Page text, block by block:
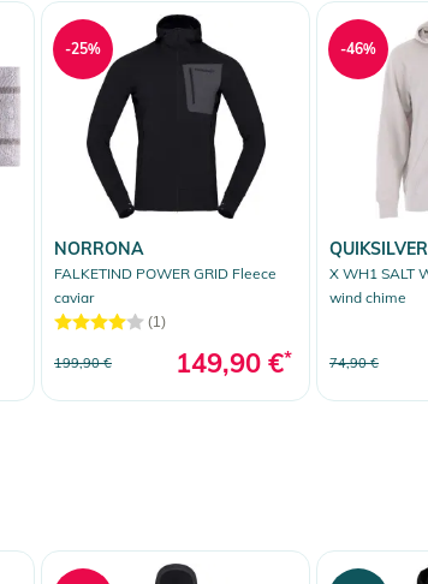
NORRONA
FALKETIND POWER GRID Fleece
caviar
(1)
199,90 € 149,90 €*
-25%
QUIKSILVER
X WH1 SALT
wind chime
74,90 €
-46%